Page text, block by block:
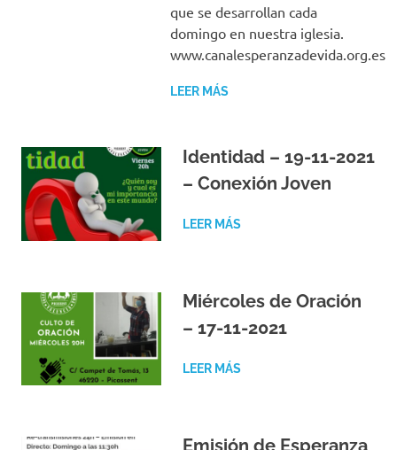
que se desarrollan cada
domingo en nuestra iglesia.
www.canalesperanzadevida.org.es
LEER MÁS
Identidad – 19-11-2021
– Conexión Joven
LEER MÁS
Miércoles de Oración
– 17-11-2021
LEER MÁS
Emisión de Esperanza